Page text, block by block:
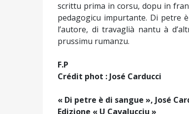
scrittu prima in corsu, dopu in
pedagogicu impurtante. Di petre
l’autore, di travaglià nantu à
prussimu rumanzu.
F.P
Crédit phot : José Carducci
« Di petre è di sangue », José
Edizione « U Cavalucciu »